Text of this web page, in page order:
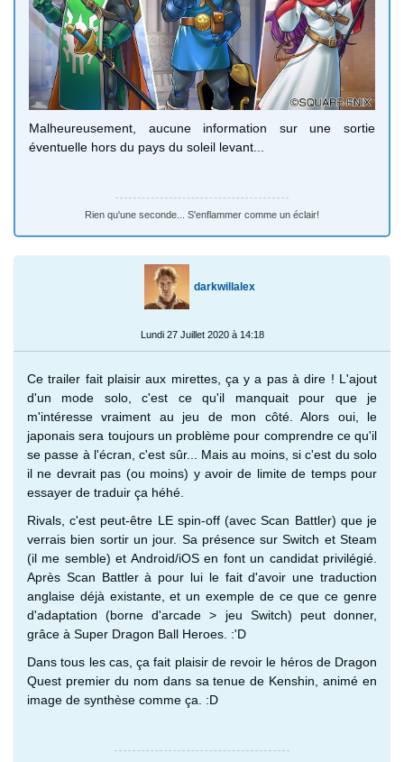
Malheureusement, aucune information sur une sortie
éventuelle hors du pays du soleil levant...
Rien qu'une seconde... S'enflammer comme un éclair!
darkwillalex
Lundi 27 Juillet 2020 à 14:18
Ce trailer fait plaisir aux mirettes, ça y a pas à dire ! L'ajout
d'un mode solo, c'est ce qu'il manquait pour que je
m'intéresse vraiment au jeu de mon côté. Alors oui, le
japonais sera toujours un problème pour comprendre ce qu'il
se passe à l'écran, c'est sûr... Mais au moins, si c'est du solo
il ne devrait pas (ou moins) y avoir de limite de temps pour
essayer de traduir ça héhé.
Rivals, c'est peut-être LE spin-off (avec Scan Battler) que je
verrais bien sortir un jour. Sa présence sur Switch et Steam
(il me semble) et Android/iOS en font un candidat privilégié.
Après Scan Battler à pour lui le fait d'avoir une traduction
anglaise déjà existante, et un exemple de ce que ce genre
d'adaptation (borne d'arcade > jeu Switch) peut donner,
grâce à Super Dragon Ball Heroes. :'D
Dans tous les cas, ça fait plaisir de revoir le héros de Dragon
Quest premier du nom dans sa tenue de Kenshin, animé en
image de synthèse comme ça. :D